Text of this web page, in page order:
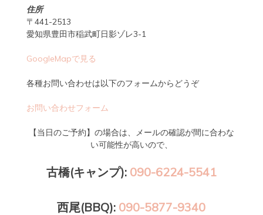
住所
〒441-2513
愛知県豊田市稲武町日影ゾレ3-1
GoogleMapで見る
各種お問い合わせは以下のフォームからどうぞ
お問い合わせフォーム
【当日のご予約】の場合は、メールの確認が間に合わな
い可能性が高いので、
古橋(キャンプ): 090-6224-5541
西尾(BBQ): 090-5877-9340